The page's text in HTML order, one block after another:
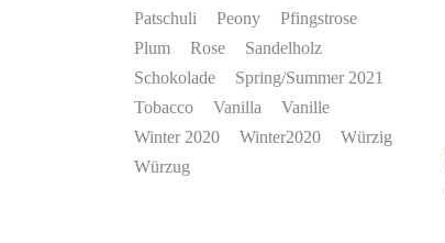
Patschuli
Peony
Pfingstrose
Plum
Rose
Sandelholz
Schokolade
Spring/Summer 2021
Tobacco
Vanilla
Vanille
Winter 2020
Winter2020
Würzig
Würzug